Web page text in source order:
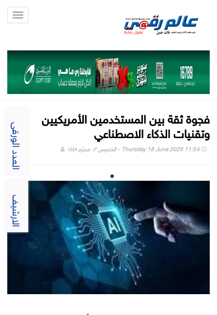
العدد الورقى
الارشيف
فجوة ثقة بين المستخدمين الأمريكيين
وتقنيات الذكاء الاصطناعي
Thursday 18 June 2026 11:54 - الخميس ٠٣ محرّم ١٤٤٨